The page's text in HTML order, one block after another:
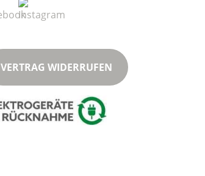
VERTRAG WIDERRUFEN